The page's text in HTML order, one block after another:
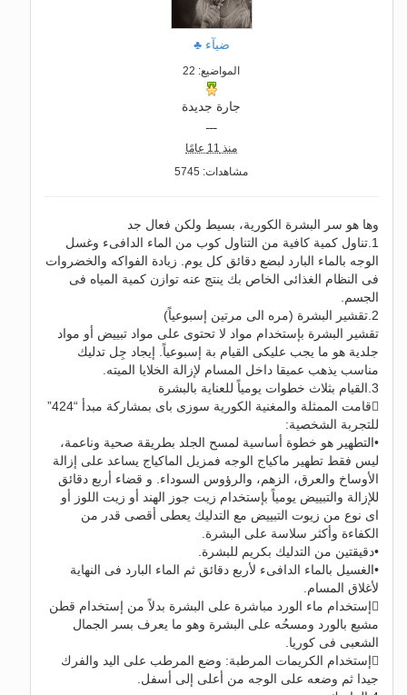
ضيآء ♣
المواضيع: 22
جارة جديدة
ـــ
منذ 11 عامًا
مشاهدات: 5745
وها هو سر البشرة الكورية، بسيط ولكن فعال جد
1.تناول كمية كافية من التناول كوب من الماء الدافىء وغسل
الوجه بالماء البارد لبضع دقائق كل يوم. زيادة الفواكه والخضروات
فى النظام الغذائى الخاص بك ينتج عنه توازن كمية المياه فى
الجسم.
2.تقشير البشرة (مره الى مرتين إسبوعياً)
تقشير البشرة بإستخدام مواد لا تحتوى على مواد تبييض أو مواد
جلدية هو ما يجب عليكى القيام بة إسبوعياً. إيجاد جِل تدليك
مناسب يذهب عميقا داخل المسام لإزالة الخلايا الميته.
3.القيام بثلاث خطوات يومياً للعناية بالبشرة
قامت الممثلة والمغنية الكورية سوزى باى بمشاركة مبدأ “424”
للتجربة الشخصية:
•التطهير هو خطوة أساسية لمسح الجلد بطريقة صحية وناعمة،
ليس فقط تطهير ماكياج الوجه فمزيل الماكياج يساعد على إزالة
الأوساخ والعرق، الزهم، والرؤوس السوداء. و قضاء أربع دقائق
للإزالة والتبييض يومياً بإستخدام زيت جوز الهند أو زيت اللوز أو
اى نوع من زيوت التبييض مع التدليك يعطى أقصى قدر من
الكفاءة وأكثر سلاسة على البشرة.
•دقيقتين من التدليك بكريم للبشرة.
•الغسيل بالماء الدافىء لأربع دقائق ثم الماء البارد فى النهاية
لأغلاق المسام.
إستخدام ماء الورد مباشرة على البشرة بدلاً من إستخدام قطن
مشبع بالورد ومسحُه على البشرة وهو ما يعرف بسر الجمال
الشعبى فى كوريا.
إستخدام الكريمات المرطبة: وضع المرطب على اليد والفرك
جيدا ثم وضعه على الوجه من أعلى إلى أسفل.